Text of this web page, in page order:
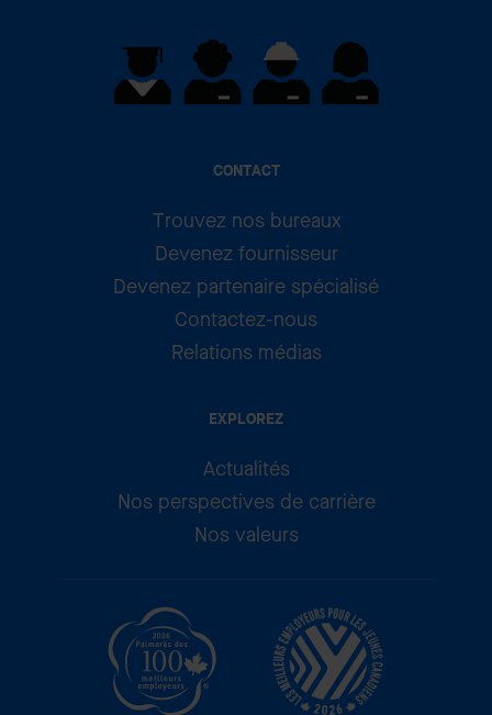
CONTACT
Trouvez nos bureaux
Devenez fournisseur
Devenez partenaire spécialisé
Contactez-nous
Relations médias
EXPLOREZ
Actualités
Nos perspectives de carrière
Nos valeurs